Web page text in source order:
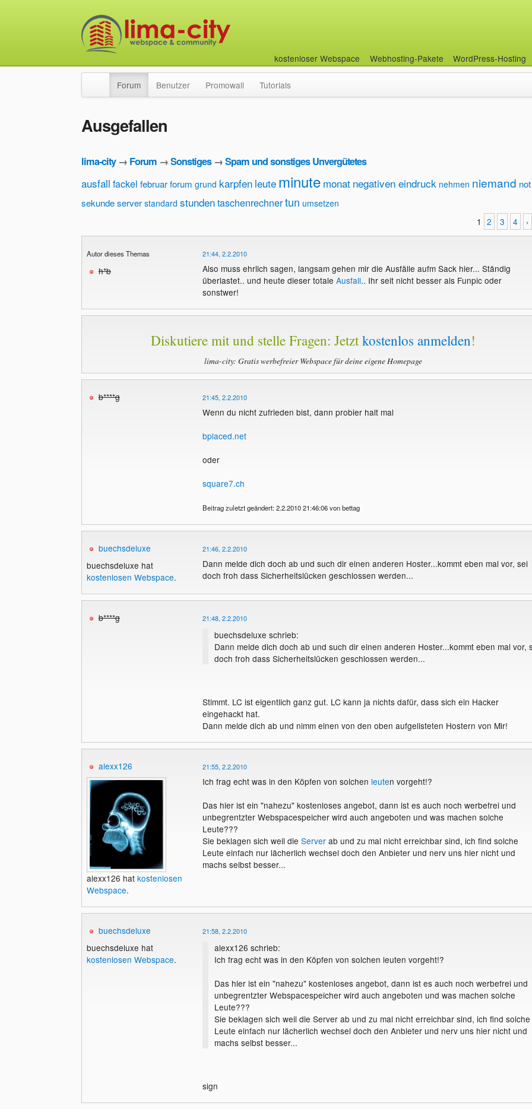
kostenloser Webspace Webhosting-Pakete WordPress-Hosting
Forum Benutzer Promowall Tutorials
Ausgefallen
lima-city→ Forum →Sonstiges→Spam und sonstiges Unvergütetes
ausfall fackel februarforum grund karpfen leute minute monat negativen eindruck nehmen niemand not
sekundeserver standard stundentaschenrechnertun umsetzen
1
2 3 4 ›
Autor dieses Themas
h*b
21:44, 2.2.2010
Also muss ehrlich sagen, langsam gehen mir die Ausfälle aufm Sack hier... Ständig
überlastet.. und heute dieser totale Ausfall.. Ihr seit nicht besser als Funpic oder
sonstwer!
Diskutiere mit und stelle Fragen: Jetztkostenlos anmelden!
lima-city: Gratis werbefreier Webspace für deine eigene Homepage
b****g 21:45, 2.2.2010
Wenn du nicht zufrieden bist, dann probier halt mal
bplaced.net
oder
square7.ch
Beitrag zuletzt geändert: 2.2.2010 21:46:06 von bettag
buechsdeluxe
buechsdeluxe hat
kostenlosen Webspace.
21:46, 2.2.2010
Dann melde dich doch ab und such dir einen anderen Hoster...kommt eben mal vor, sei
doch froh dass Sicherheitslücken geschlossen werden...
b****g 21:48, 2.2.2010
buechsdeluxe schrieb:
Dann melde dich doch ab und such dir einen anderen Hoster...kommt eben mal vor,
doch froh dass Sicherheitslücken geschlossen werden...
Stimmt. LC ist eigentlich ganz gut. LC kann ja nichts dafür, dass sich ein Hacker
eingehackt hat.
Dann melde dich ab und nimm einen von den oben aufgelisteten Hostern von Mir!
alexx126
alexx126 hat kostenlosen
Webspace.
21:55, 2.2.2010
Ich frag echt was in den Köpfen von solchen leuten vorgeht!?
Das hier ist ein "nahezu" kostenloses angebot, dann ist es auch noch werbefrei und
unbegrentzter Webspacespeicher wird auch angeboten und was machen solche
Leute???
Sie beklagen sich weil die Serverab und zu mal nicht erreichbar sind, ich find solche
Leute einfach nur lächerlich wechsel doch den Anbieter und nerv uns hier nicht und
machs selbst besser...
buechsdeluxe
buechsdeluxe hat
kostenlosen Webspace.
21:58, 2.2.2010
alexx126 schrieb:
Ich frag echt was in den Köpfen von solchen leuten vorgeht!?
Das hier ist ein "nahezu" kostenloses angebot, dann ist es auch noch werbefrei und
unbegrentzter Webspacespeicher wird auch angeboten und was machen solche
Leute???
Sie beklagen sich weil die Server ab und zu mal nicht erreichbar sind, ich find solche
Leute einfach nur lächerlich wechsel doch den Anbieter und nerv uns hier nicht und
machs selbst besser...
sign